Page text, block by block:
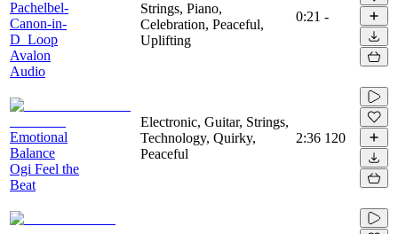
Pachelbel-
Canon-in-
D_Loop
Avalon
Audio
Strings, Piano,
Celebration, Peaceful,
Uplifting
0:21 -
Emotional
Balance
Ogi Feel the
Beat
Electronic, Guitar, Strings,
Technology, Quirky,
Peaceful
2:36 120